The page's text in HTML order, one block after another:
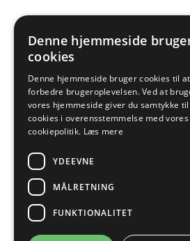
Denne hjemmeside
cookies
Denne hjemmeside bruger cookies til at
forbedre brugeroplevelsen. Ved at
vores hjemmeside giver du samtykke
cookies i overensstemmelse med vores
cookiepolitik. Læs mere
YDEEVNE
MÅLRETNING
FUNKTIONALITET